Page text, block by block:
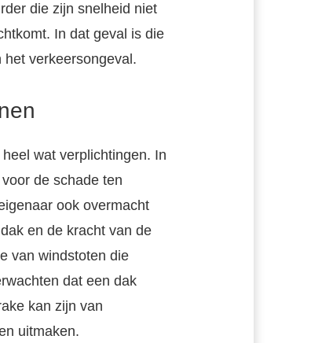
die zijn snelheid niet
In dat geval is die
verkeersongeval.
wat verplichtingen. In
de schade ten
ook overmacht
en de kracht van de
van windstoten die
dat een dak
kan zijn van
uitmaken.